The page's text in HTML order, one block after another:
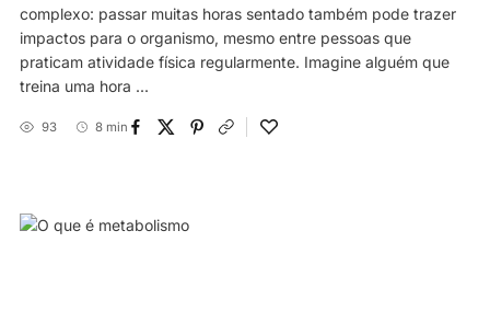
complexo: passar muitas horas sentado também pode trazer
impactos para o organismo, mesmo entre pessoas que
praticam atividade física regularmente. Imagine alguém que
treina uma hora ...
93 8 min